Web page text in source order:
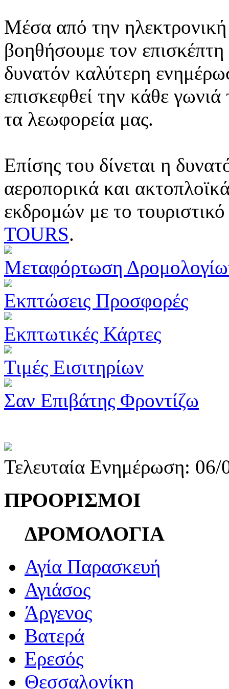
Μέσα από την ηλεκτρονική
βοηθήσουμε τον
δυνατόν καλύτερη
επισκεφθεί την κάθε
τα λεωφορεία μας.
Επίσης του δίνεται η
αεροπορικά και
εκδρομών με το
TOURS.
Μεταφόρτωση
Εκπτώσεις Προσφορές
Εκπτωτικές Κάρτες
Τιμές Εισιτηρίων
Σαν Επιβάτης Φροντίζω
Τελευταία Ενημέρωση:
ΠΡΟΟΡΙΣΜΟΙ
ΔΡΟΜΟΛΟΓΙΑ
Αγία Παρασκευή
Αγιάσος
Άργενος
Βατερά
Ερεσός
Θεσσαλονίκη